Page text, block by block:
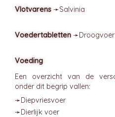
Vlotvarens ➛Salvinia
Voedertabletten ➛Droogvoer
Voeding
Een overzicht van de
onder dit begrip vallen:
➛Diepvriesvoer
➛Dierlijk voer